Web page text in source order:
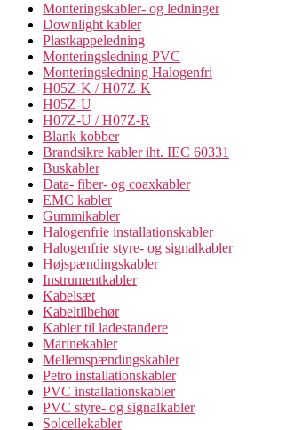
Monteringskabler- og ledninger
Downlight kabler
Plastkappeledning
Monteringsledning PVC
Monteringsledning Halogenfri
H05Z-K / H07Z-K
H05Z-U
H07Z-U / H07Z-R
Blank kobber
Brandsikre kabler iht. IEC 60331
Buskabler
Data- fiber- og coaxkabler
EMC kabler
Gummikabler
Halogenfrie installationskabler
Halogenfrie styre- og signalkabler
Højspændingskabler
Instrumentkabler
Kabelsæt
Kabeltilbehør
Kabler til ladestandere
Marinekabler
Mellemspændingskabler
Petro installationskabler
PVC installationskabler
PVC styre- og signalkabler
Solcellekabler